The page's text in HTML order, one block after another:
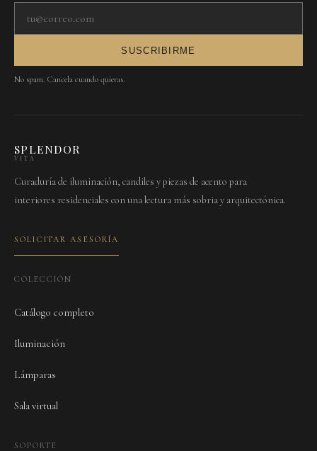
SUSCRIBIRME
No spam. Cancela cuando quieras.
SPLENDOR
VITA
Curaduría de iluminación, candiles y piezas de acento para
interiores residenciales con una lectura más sobria y arquitectónica.
SOLICITAR ASESORÍA
COLECCIÓN
Catálogo completo
Iluminación
Lámparas
Sala virtual
SOPORTE